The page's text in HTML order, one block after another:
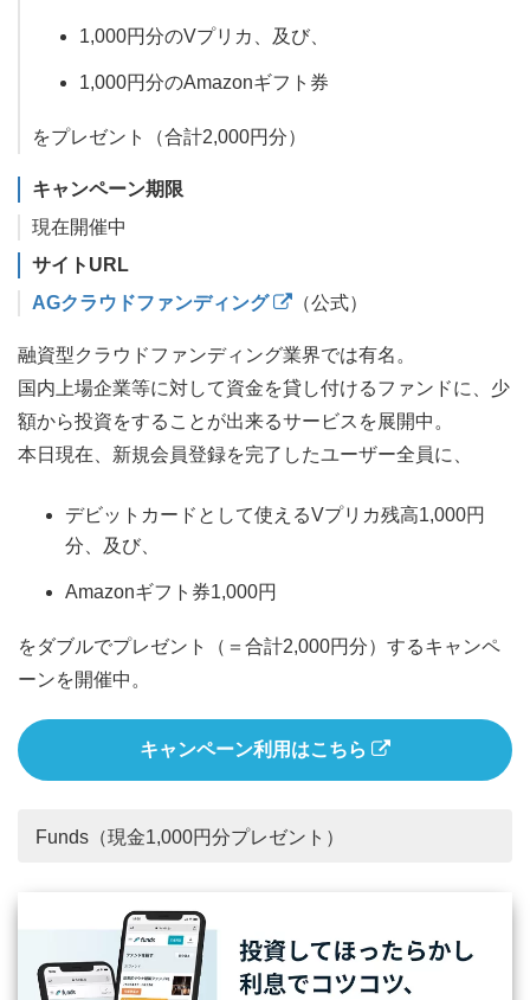
1,000円分のVプリカ、及び、
1,000円分のAmazonギフト券
をプレゼント（合計2,000円分）
キャンペーン期限
現在開催中
サイトURL
AGクラウドファンディング
（公式）
融資型クラウドファンディング業界では有名。
国内上場企業等に対して資金を貸し付けるファンドに、少
額から投資をすることが出来るサービスを展開中。
本日現在、新規会員登録を完了したユーザー全員に、
デビットカードとして使えるVプリカ残高1,000円
分、及び、
Amazonギフト券1,000円
をダブルでプレゼント（＝合計2,000円分）するキャンペ
ーンを開催中。
キャンペーン利用はこちら
Funds（現金1,000円分プレゼント）